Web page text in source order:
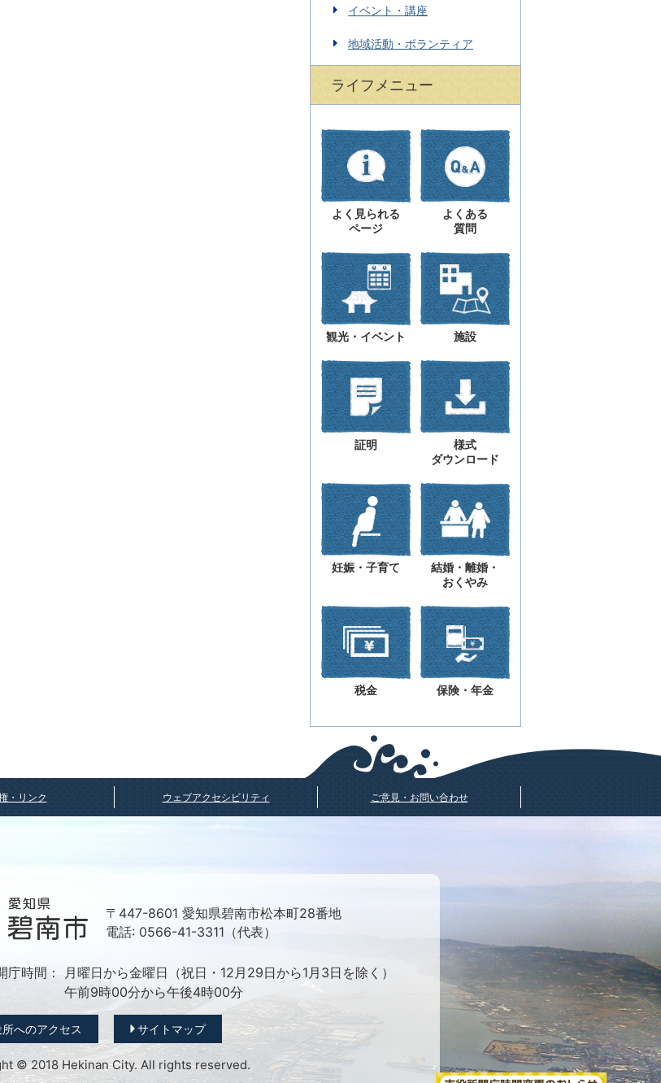
イベント・講座
地域活動・ボランティア
ライフメニュー
よく見られる
ページ
よくある
質問
観光・イベント 施設
証明
様式
ダウンロード
妊娠・子育て
結婚・離婚・
おくやみ
税金 保険・年金
・リンク ウェブアクセシビリティ ご意見・お問い合わせ
〒447-8601 愛知県碧南市松本町28番地
電話: 0566-41-3311（代表）
庁時間：
月曜日から金曜日（祝日・12月29日から1月3日を除く）
午前9時00分から午後4時00分
へのアクセス サイトマップ
© 2018 Hekinan City. All rights reserved.